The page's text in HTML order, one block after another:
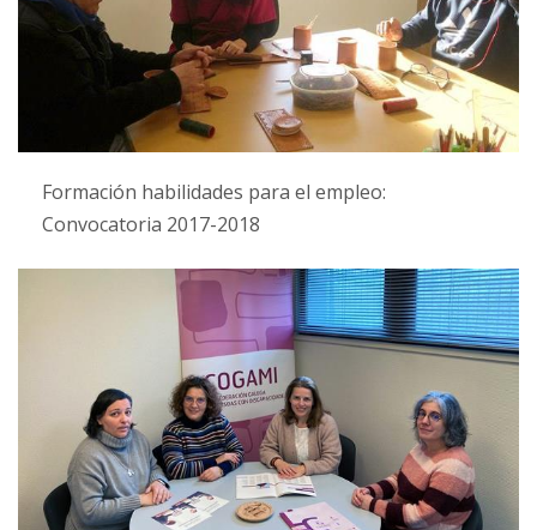
Formación habilidades para el empleo:
Convocatoria 2017-2018